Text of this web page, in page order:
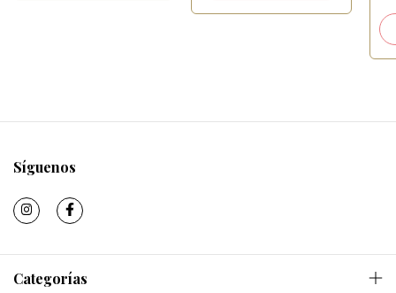
Síguenos
Categorías